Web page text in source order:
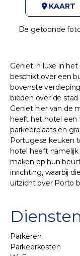
KAART
De getoonde
Geniet in luxe in
beschikt over een
bovenste
bieden over de
Geniet hier van de
heeft het hotel een
parkeerplaats en
Portugese keuken
hotel heeft
maken op hun
inrichting, waarbij
uitzicht over Porto
Parkeren
Parkeerkosten